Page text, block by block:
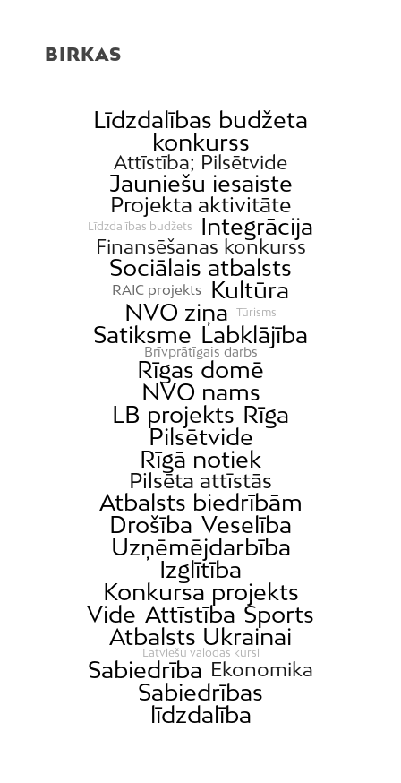
BIRKAS
Līdzdalības budžeta
konkurss
Attīstība; Pilsētvide
Jauniešu iesaiste
Projekta aktivitāte
Līdzdalības budžets Integrācija
Finansēšanas konkurss
Sociālais atbalsts
RAIC projekts
Kultūra
NVO ziņa
Tūrisms
Satiksme Labklājība
Brīvprātīgais darbs
Rīgas domē
NVO nams
LB projekts Rīga
Pilsētvide
Rīgā notiek
Pilsēta attīstās
Atbalsts biedrībām
Drošība Veselība
Uzņēmējdarbība
Izglītība
Konkursa projekts
Vide Attīstība Sports
Atbalsts Ukrainai
Latviešu valodas kursi
Sabiedrība Ekonomika
Sabiedrības
līdzdalība